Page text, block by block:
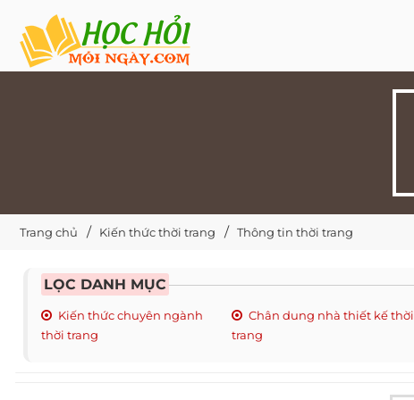
Trang chủ Kiến thức thời trang Thông tin thời trang
LỌC DANH MỤC
Kiến thức chuyên ngành
thời trang
Chân dung nhà thiết kế thời
trang